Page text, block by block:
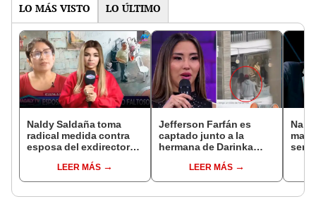
LO MÁS VISTO LO ÚLTIMO
Naldy Saldaña toma
radical medida contra
esposa del exdirector
acusarla de tener
relación con él: “Es
LEER MÁS
Jefferson Farfán es
captado junto a la
hermana de Darinka
Kanashiro trabajaba: “Él
tiene sus…”
LEER MÁS